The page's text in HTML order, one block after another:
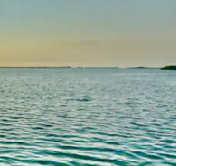
les plus aimés